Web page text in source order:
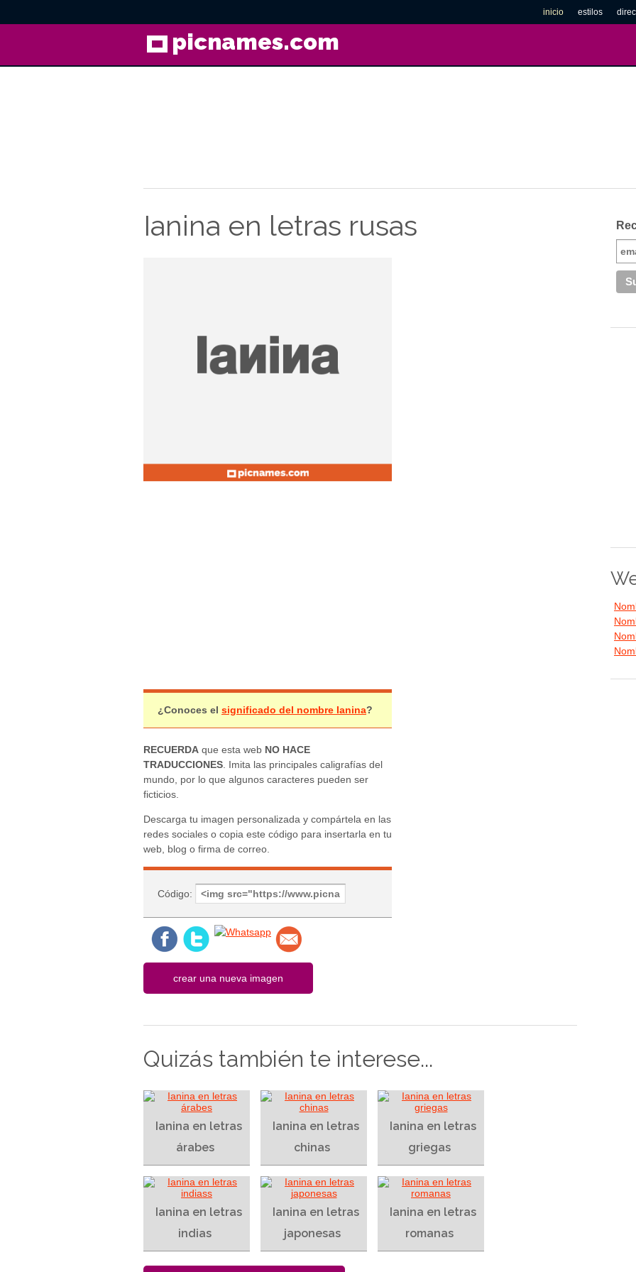
picnames.com
inicio estilos
Ianina en letras rusas
¿Conoces el significado del nombre Ianina?
RECUERDA que esta web NO HACE
TRADUCCIONES . Imita las principales caligrafías del
mundo, por lo que algunos caracteres pueden ser
ficticios.
Descarga tu imagen personalizada y compártela en las
redes sociales o copia este código para insertarla en tu
web, blog o firma de correo.
Código:
Quizás también te interese...
Ianina en letras
árabes
Ianina en letras
chinas
Ianina en letras
griegas
Ianina en letras
indias
Ianina en letras
japonesas
Ianina en letras
romanas